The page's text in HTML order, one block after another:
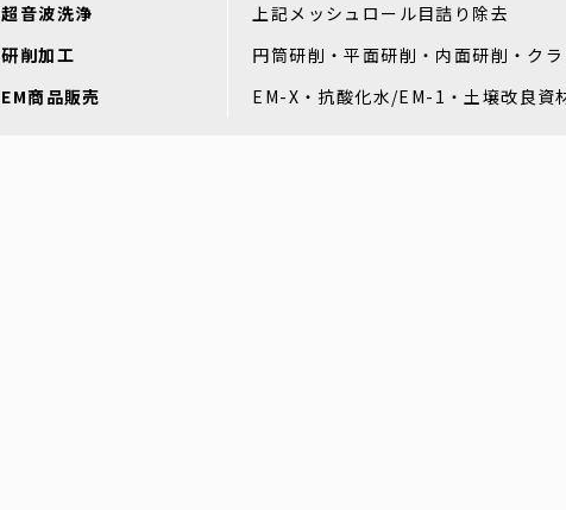
超音波洗浄
上記メッシュロール目詰り除去
研削加工
円筒研削・平面研削・内面研削・ク
EM商品販売
EM-X・抗酸化水/EM-1・土壌改良資